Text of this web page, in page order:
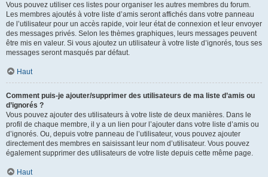
Vous pouvez utiliser ces listes pour organiser les autres membres du forum.
Les membres ajoutés à votre liste d’amis seront affichés dans votre panneau
de l’utilisateur pour un accès rapide, voir leur état de connexion et leur envoyer
des messages privés. Selon les thèmes graphiques, leurs messages peuvent
être mis en valeur. Si vous ajoutez un utilisateur à votre liste d’ignorés, tous ses
messages seront masqués par défaut.
Haut
Comment puis-je ajouter/supprimer des utilisateurs de ma liste d’amis ou
d’ignorés ?
Vous pouvez ajouter des utilisateurs à votre liste de deux manières. Dans le
profil de chaque membre, il y a un lien pour l’ajouter dans votre liste d’amis ou
d’ignorés. Ou, depuis votre panneau de l’utilisateur, vous pouvez ajouter
directement des membres en saisissant leur nom d’utilisateur. Vous pouvez
également supprimer des utilisateurs de votre liste depuis cette même page.
Haut